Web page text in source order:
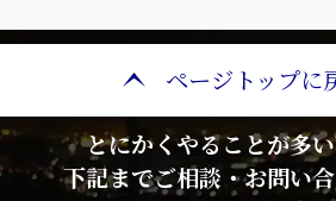
ページトップに
とにかくやることが多
下記までご相談・お問い